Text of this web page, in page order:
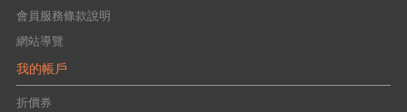
會員服務條款說明
網站導覽
我的帳戶
折價券